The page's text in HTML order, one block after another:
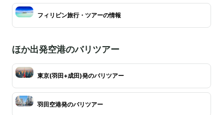
フィリピン旅行・ツアーの情報
ほか出発空港のバリツアー
東京(羽田+成田)発のバリツアー
羽田空港発のバリツアー